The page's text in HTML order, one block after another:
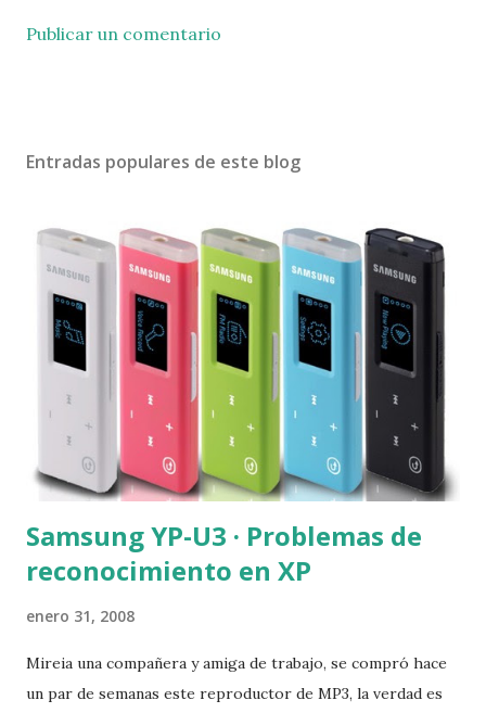
Publicar un comentario
Entradas populares de este blog
Samsung YP-U3 · Problemas de
reconocimiento en XP
enero 31, 2008
Mireia una compañera y amiga de trabajo, se compró hace
un par de semanas este reproductor de MP3, la verdad es